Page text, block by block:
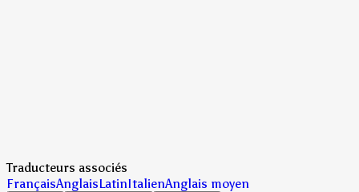
Traducteurs associés
FrançaisAnglaisLatinItalienAnglais moyen